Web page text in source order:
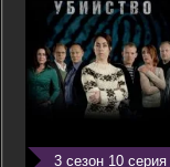
3 сезон 10 серия